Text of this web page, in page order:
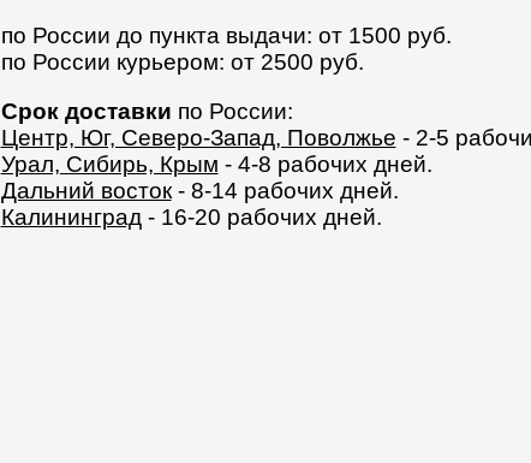
по России до пункта выдачи: от 1500 руб.
по России курьером: от 2500 руб.
Срок доставки по России:
Центр, Юг, Северо-Запад, Поволжье - 2-5
Урал, Сибирь, Крым - 4-8 рабочих дней.
Дальний восток- 8-14 рабочих дней.
Калининград- 16-20 рабочих дней.